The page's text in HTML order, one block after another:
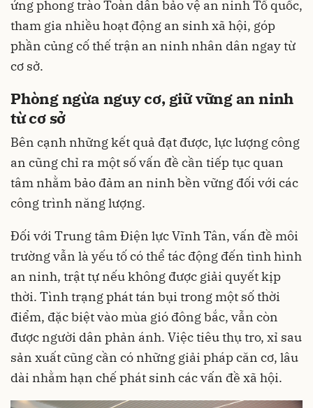
ứng phong trào Toàn dân bảo vệ an ninh Tổ quốc,
tham gia nhiều hoạt động an sinh xã hội, góp
phần củng cố thế trận an ninh nhân dân ngay từ
cơ sở.
Phòng ngừa nguy cơ, giữ vững an ninh
từ cơ sở
Bên cạnh những kết quả đạt được, lực lượng công
an cũng chỉ ra một số vấn đề cần tiếp tục quan
tâm nhằm bảo đảm an ninh bền vững đối với các
công trình năng lượng.
Đối với Trung tâm Điện lực Vĩnh Tân, vấn đề môi
trường vẫn là yếu tố có thể tác động đến tình hình
an ninh, trật tự nếu không được giải quyết kịp
thời. Tình trạng phát tán bụi trong một số thời
điểm, đặc biệt vào mùa gió đông bắc, vẫn còn
được người dân phản ánh. Việc tiêu thụ tro, xỉ sau
sản xuất cũng cần có những giải pháp căn cơ, lâu
dài nhằm hạn chế phát sinh các vấn đề xã hội.